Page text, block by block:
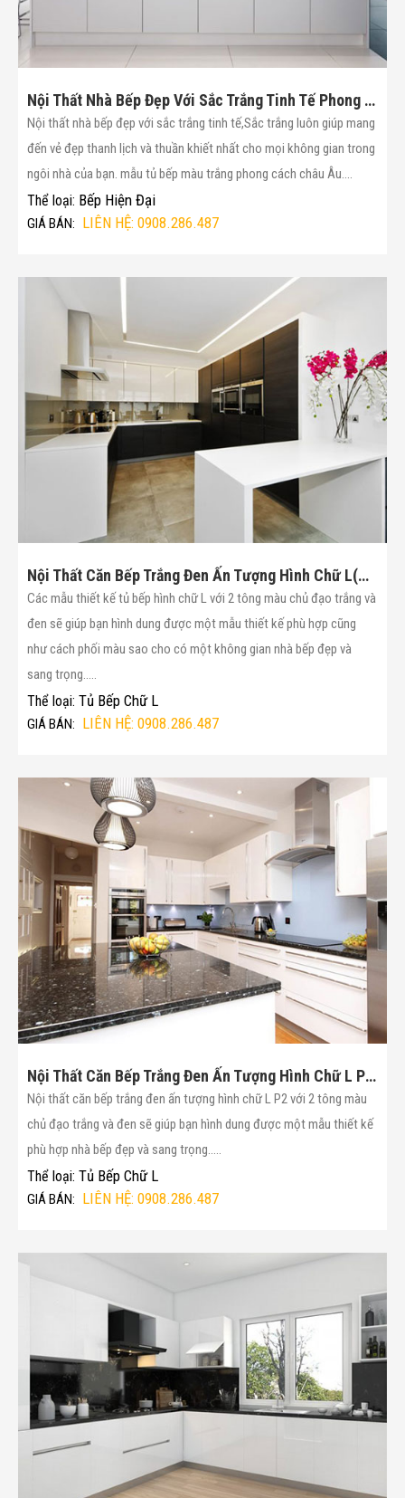
Nội Thất Nhà Bếp Đẹp Với Sắc Trắng Tinh Tế Phong Cách Châu Âu(Mã :12)
Nội thất nhà bếp đẹp với sắc trắng tinh tế,Sắc trắng luôn giúp mang
đến vẻ đẹp thanh lịch và thuần khiết nhất cho mọi không gian trong
ngôi nhà của bạn. mẫu tủ bếp màu trắng phong cách châu Âu....
Thể loại: Bếp Hiện Đại
GIÁ BÁN: LIÊN HỆ: 0908.286.487
Nội Thất Căn Bếp Trắng Đen Ấn Tượng Hình Chữ L(Mã :14)
Các mẫu thiết kế tủ bếp hình chữ L với 2 tông màu chủ đạo trắng và
đen sẽ giúp bạn hình dung được một mẫu thiết kế phù hợp cũng
như cách phối màu sao cho có một không gian nhà bếp đẹp và
sang trọng.....
Thể loại:Tủ Bếp Chữ L
GIÁ BÁN: LIÊN HỆ: 0908.286.487
Nội Thất Căn Bếp Trắng Đen Ấn Tượng Hình Chữ L P2(Mã :15)
Nội thất căn bếp trắng đen ấn tượng hình chữ L P2 với 2 tông màu
chủ đạo trắng và đen sẽ giúp bạn hình dung được một mẫu thiết kế
phù hợp nhà bếp đẹp và sang trọng.....
Thể loại:Tủ Bếp Chữ L
GIÁ BÁN: LIÊN HỆ: 0908.286.487